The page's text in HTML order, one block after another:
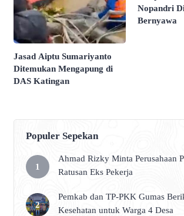
Jasad Aiptu Sumariyanto
Ditemukan Mengapung di
DAS Katingan
Nopandri
Bernyawa
Populer Sepekan
Ahmad Rizky Minta Perusahaan
Ratusan Eks Pekerja
Pemkab dan TP-PKK Gumas
Kesehatan untuk Warga 4 Desa